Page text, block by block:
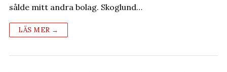
sålde mitt andra bolag. Skoglund…
LÄS MER →